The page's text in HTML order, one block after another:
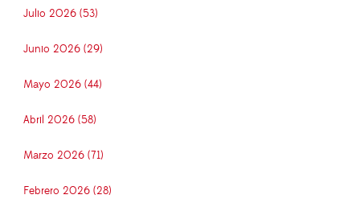
Julio 2026 (53)
Junio 2026 (29)
Mayo 2026 (44)
Abril 2026 (58)
Marzo 2026 (71)
Febrero 2026 (28)